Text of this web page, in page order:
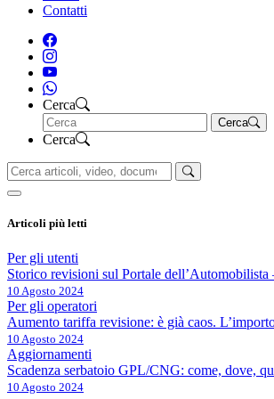
Contatti
Cerca
Cerca
Cerca
Articoli più letti
Per gli utenti
Storico revisioni sul Portale dell’Automobilista
10 Agosto 2024
Per gli operatori
Aumento tariffa revisione: è già caos.
10 Agosto 2024
Aggiornamenti
Scadenza serbatoio GPL/CNG: come, dove,
10 Agosto 2024